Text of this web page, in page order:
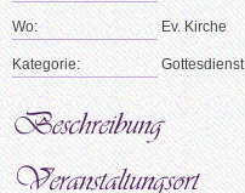
Wo: Ev. Kirche
Kategorie: Gottesdienst